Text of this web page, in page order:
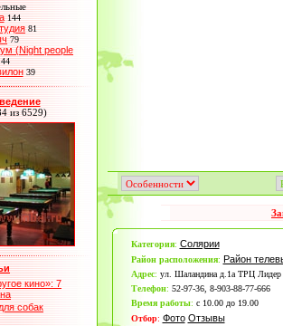
144
81
79
(Night people
44
39
из 6529)
кино»: 7
собак
Категория: Солярии
Район расположения: Район
Адрес: ул. Шаландина д.1а ТРЦ Лидер
Телефон: 52-97-36, 8-903-88-77-666
Время работы: с 10.00 до 19.00
Отбор: Фото Отзывы